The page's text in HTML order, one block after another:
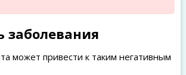
заболевания
может привести к таким негативным